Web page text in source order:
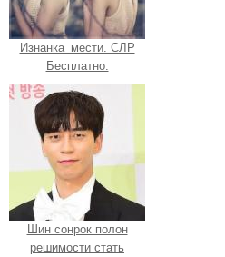
Изнанка_мести. СЛР
Бесплатно.
Шин сонрок полон
решимости стать